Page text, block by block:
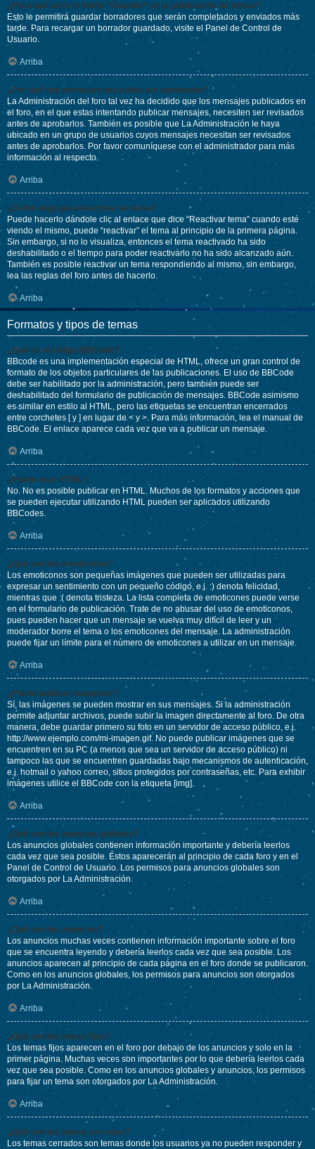
¿Para qué sirve el botón “Guardar” en la publicación de temas?
Esto le permitirá guardar borradores que serán completados y enviados más
tarde. Para recargar un borrador guardado, visite el Panel de Control de
Usuario.
Arriba
¿Por qué mis mensajes necesitan ser aprobados?
La Administración del foro tal vez ha decidido que los mensajes publicados en
el foro, en el que estas intentando publicar mensajes, necesiten ser revisados
antes de aprobarlos. También es posible que La Administración le haya
ubicado en un grupo de usuarios cuyos mensajes necesitan ser revisados
antes de aprobarlos. Por favor comuníquese con el administrador para más
información al respecto.
Arriba
¿Cómo hago para reactivar un tema?
Puede hacerlo dándole clic al enlace que dice “Reactivar tema” cuando esté
viendo el mismo, puede “reactivar” el tema al principio de la primera página.
Sin embargo, si no lo visualiza, entonces el tema reactivado ha sido
deshabilitado o el tiempo para poder reactivarlo no ha sido alcanzado aún.
También es posible reactivar un tema respondiendo al mismo, sin embargo,
lea las reglas del foro antes de hacerlo.
Arriba
Formatos y tipos de temas
¿Qué es el código BBCode?
BBcode es una implementación especial de HTML, ofrece un gran control de
formato de los objetos particulares de las publicaciones. El uso de BBCode
debe ser habilitado por la administración, pero también puede ser
deshabilitado del formulario de publicación de mensajes. BBCode asimismo
es similar en estilo al HTML, pero las etiquetas se encuentran encerrados
entre corchetes [ y ] en lugar de < y >. Para más información, lea el manual de
BBCode. El enlace aparece cada vez que va a publicar un mensaje.
Arriba
¿Puedo usar HTML?
No. No es posible publicar en HTML. Muchos de los formatos y acciones que
se pueden ejecutar utilizando HTML pueden ser aplicados utilizando
BBCodes.
Arriba
¿Qué son los emoticonos?
Los emoticonos son pequeñas imágenes que pueden ser utilizadas para
expresar un sentimiento con un pequeño código, e.j. :) denota felicidad,
mientras que :( denota tristeza. La lista completa de emoticones puede verse
en el formulario de publicación. Trate de no abusar del uso de emoticonos,
pues pueden hacer que un mensaje se vuelva muy difícil de leer y un
moderador borre el tema o los emoticones del mensaje. La administración
puede fijar un límite para el número de emoticones a utilizar en un mensaje.
Arriba
¿Puedo publicar imagenes?
Sí, las imágenes se pueden mostrar en sus mensajes. Si la administración
permite adjuntar archivos, puede subir la imagen directamente al foro. De otra
manera, debe guardar primero su foto en un servidor de acceso público, e.j.
http://www.ejemplo.com/mi-imagen.gif. No puede publicar imágenes que se
encuentren en su PC (a menos que sea un servidor de acceso público) ni
tampoco las que se encuentren guardadas bajo mecanismos de autenticación,
e.j. hotmail o yahoo correo, sitios protegidos por contraseñas, etc. Para exhibir
imágenes utilice el BBCode con la etiqueta [img].
Arriba
¿Qué son los anuncios globales?
Los anuncios globales contienen información importante y debería leerlos
cada vez que sea posible. Éstos aparecerán al principio de cada foro y en el
Panel de Control de Usuario. Los permisos para anuncios globales son
otorgados por La Administración.
Arriba
¿Qué son los anuncios?
Los anuncios muchas veces contienen información importante sobre el foro
que se encuentra leyendo y debería leerlos cada vez que sea posible. Los
anuncios aparecen al principio de cada página en el foro donde se publicaron.
Como en los anuncios globales, los permisos para anuncios son otorgados
por La Administración.
Arriba
¿Qué son los temas fijos?
Los temas fijos aparecen en el foro por debajo de los anuncios y solo en la
primer página. Muchas veces son importantes por lo que debería leerlos cada
vez que sea posible. Como en los anuncios globales y anuncios, los permisos
para fijar un tema son otorgados por La Administración.
Arriba
¿Qué son los temas cerrados?
Los temas cerrados son temas donde los usuarios ya no pueden responder y